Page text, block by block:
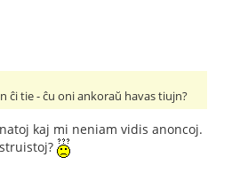
ĉi tie - ĉu oni ankoraŭ havas tiujn?
kaj mi neniam vidis anoncoj.